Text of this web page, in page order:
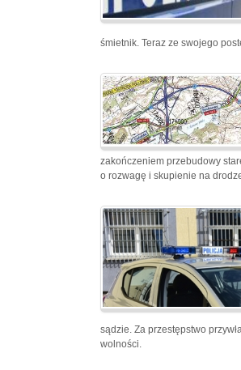
śmietnik. Teraz ze swojego
zakończeniem przebudowy
o rozwagę i skupienie na
sądzie. Za przestępstwo
wolności.